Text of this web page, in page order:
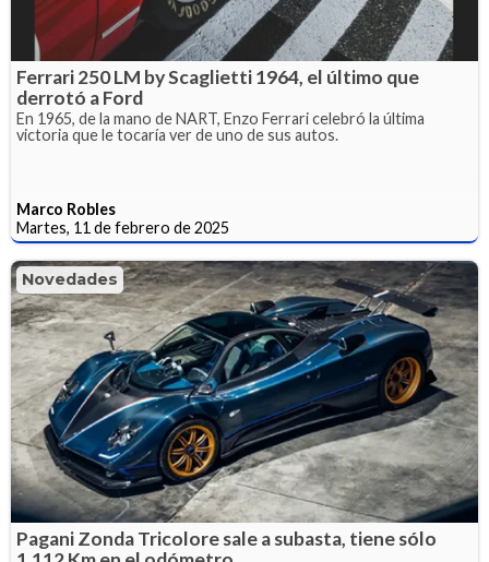
Ferrari 250 LM by Scaglietti 1964, el último que
derrotó a Ford
En 1965, de la mano de NART, Enzo Ferrari celebró la última
victoria que le tocaría ver de uno de sus autos.
Marco Robles
Martes, 11 de febrero de 2025
Novedades
Pagani Zonda Tricolore sale a subasta, tiene sólo